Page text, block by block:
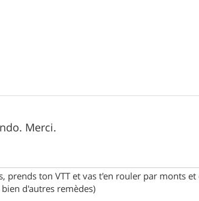
Merci.
prends ton VTT et vas t'en rouler par monts
d'autres remèdes)